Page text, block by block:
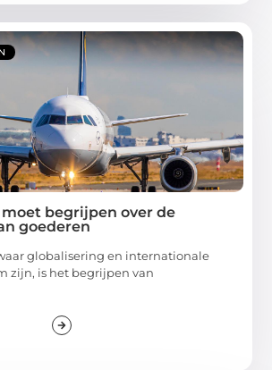
begrijpen over de
goederen
globalisering en internationale
zijn, is het begrijpen van